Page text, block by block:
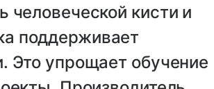
человеческой кисти и
поддерживает
Это упрощает обучение